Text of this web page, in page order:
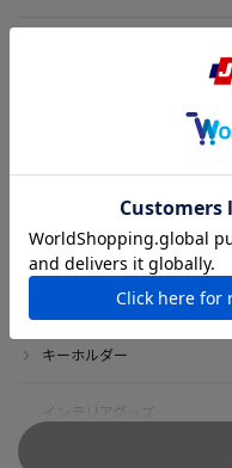
アウトレット
ボブルヘッド・ぬいぐるみ
DVD・ブルーレイ
キーホルダー
インテリアグッズ